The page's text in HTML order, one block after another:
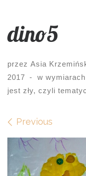
dino5
przez Asia
2017
- w wymiarach
jest zły, czyli
Images
Previous